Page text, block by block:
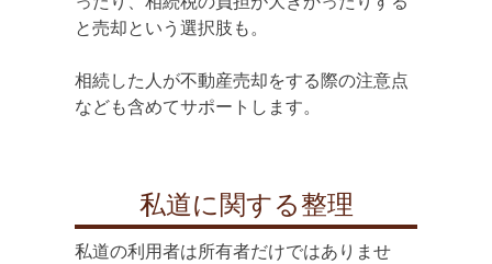
と売却という選択肢も。
相続した人が不動産売却をする際の注意点
なども含めてサポートします。
私道に関する整理
私道の利用者は所有者だけではありませ